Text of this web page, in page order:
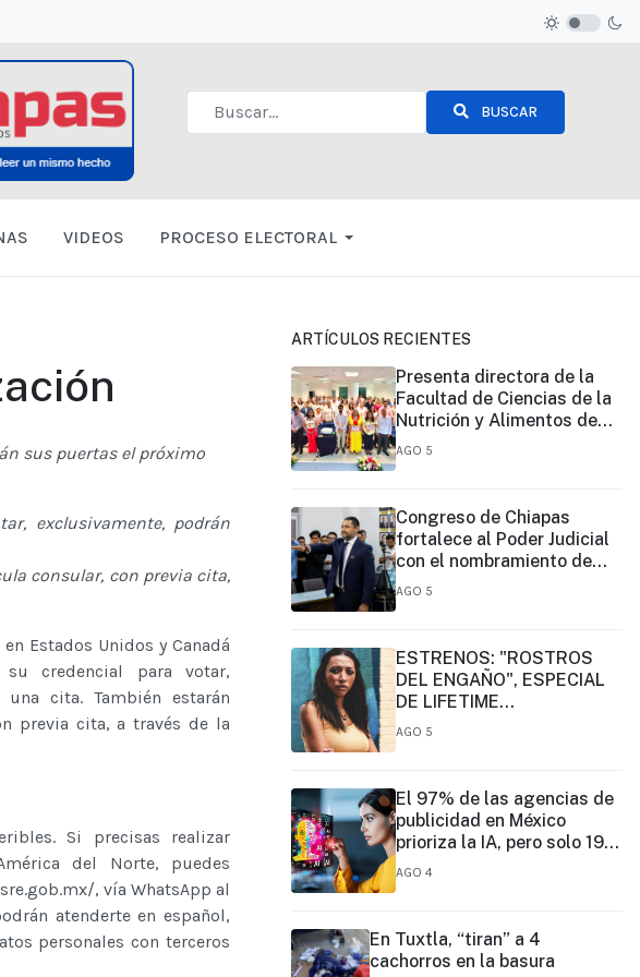
BUSCAR
VIDEOS PROCESO ELECTORAL
sus puertas el próximo
exclusivamente, podrán
consular, con previa cita,
Estados Unidos y Canadá
credencial para votar,
cita. También estarán
previa cita, a través de la
Si precisas realizar
del Norte, puedes
, vía WhatsApp al
atenderte en español,
personales con terceros
ARTÍCULOS RECIENTES
Presenta directora de la
Facultad de Ciencias de la
Nutrición y Alimentos de
UNICACH, informe de su
AGO 5
Congreso de Chiapas
fortalece al Poder Judicial
con el nombramiento de
José Eduardo Morales
AGO 5
ESTRENOS: "ROSTROS
DEL ENGAÑO", ESPECIAL
DE LIFETIME
MOVIES DONDE NADA NI
AGO 5
El 97% de las agencias de
publicidad en México
prioriza la IA, pero solo 19%
ejerce un liderazgo formal
AGO 4
En Tuxtla, “tiran” a 4
cachorros en la basura